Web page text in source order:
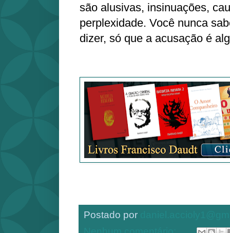
são alusivas, insinuações,
perplexidade. Você nunca
dizer, só que a acusação é
Postado por